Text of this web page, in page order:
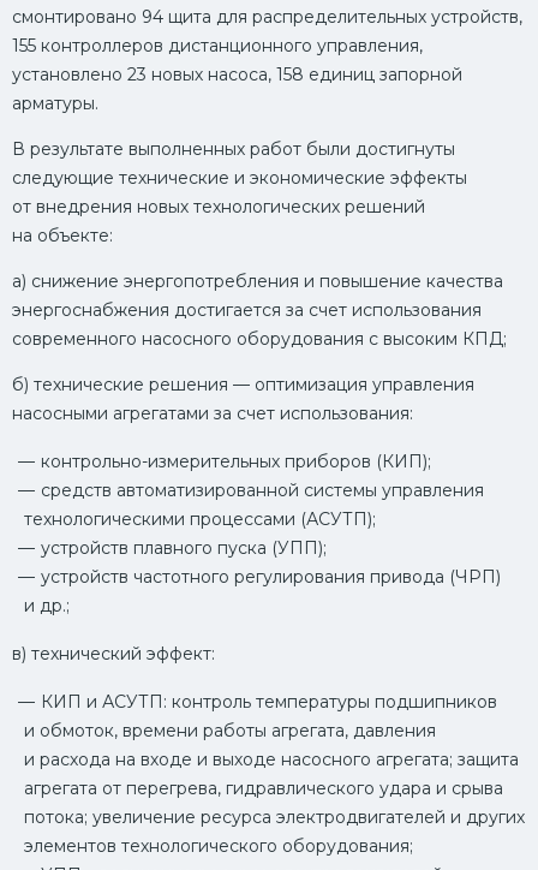
смонтировано 94 щита для распределительных устройств,
155 контроллеров дистанционного управления,
установлено 23 новых насоса, 158 единиц запорной
арматуры.
В результате выполненных работ были достигнуты
следующие технические и экономические эффекты
от внедрения новых технологических решений
на объекте:
а) снижение энергопотребления и повышение качества
энергоснабжения достигается за счет использования
современного насосного оборудования с высоким КПД;
б) технические решения — оптимизация управления
насосными агрегатами за счет использования:
контрольно-измерительных приборов (КИП);
средств автоматизированной системы управления
технологическими процессами (АСУТП);
устройств плавного пуска (УПП);
устройств частотного регулирования привода (ЧРП)
и др.;
в) технический эффект:
КИП и АСУТП: контроль температуры подшипников
и обмоток, времени работы агрегата, давления
и расхода на входе и выходе насосного агрегата; защита
агрегата от перегрева, гидравлического удара и срыва
потока; увеличение ресурса электродвигателей и других
элементов технологического оборудования;